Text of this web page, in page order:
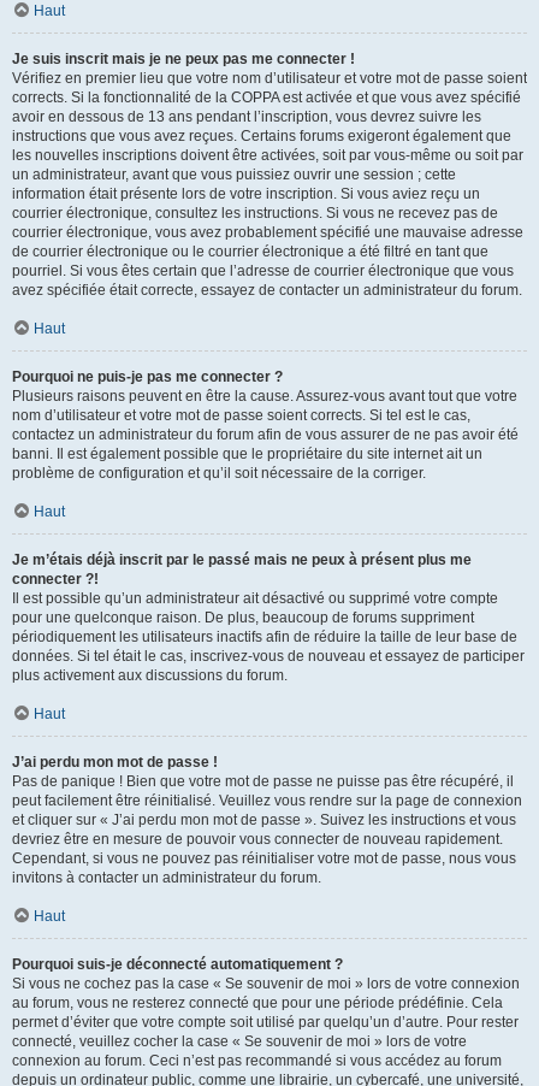
Haut
Je suis inscrit mais je ne peux pas me connecter !
Vérifiez en premier lieu que votre nom d’utilisateur et votre mot de passe soient
corrects. Si la fonctionnalité de la COPPA est activée et que vous avez spécifié
avoir en dessous de 13 ans pendant l’inscription, vous devrez suivre les
instructions que vous avez reçues. Certains forums exigeront également que
les nouvelles inscriptions doivent être activées, soit par vous-même ou soit par
un administrateur, avant que vous puissiez ouvrir une session ; cette
information était présente lors de votre inscription. Si vous aviez reçu un
courrier électronique, consultez les instructions. Si vous ne recevez pas de
courrier électronique, vous avez probablement spécifié une mauvaise adresse
de courrier électronique ou le courrier électronique a été filtré en tant que
pourriel. Si vous êtes certain que l’adresse de courrier électronique que vous
avez spécifiée était correcte, essayez de contacter un administrateur du forum.
Haut
Pourquoi ne puis-je pas me connecter ?
Plusieurs raisons peuvent en être la cause. Assurez-vous avant tout que votre
nom d’utilisateur et votre mot de passe soient corrects. Si tel est le cas,
contactez un administrateur du forum afin de vous assurer de ne pas avoir été
banni. Il est également possible que le propriétaire du site internet ait un
problème de configuration et qu’il soit nécessaire de la corriger.
Haut
Je m’étais déjà inscrit par le passé mais ne peux à présent plus me
connecter ?!
Il est possible qu’un administrateur ait désactivé ou supprimé votre compte
pour une quelconque raison. De plus, beaucoup de forums suppriment
périodiquement les utilisateurs inactifs afin de réduire la taille de leur base de
données. Si tel était le cas, inscrivez-vous de nouveau et essayez de participer
plus activement aux discussions du forum.
Haut
J’ai perdu mon mot de passe !
Pas de panique ! Bien que votre mot de passe ne puisse pas être récupéré, il
peut facilement être réinitialisé. Veuillez vous rendre sur la page de connexion
et cliquer sur « J’ai perdu mon mot de passe ». Suivez les instructions et vous
devriez être en mesure de pouvoir vous connecter de nouveau rapidement.
Cependant, si vous ne pouvez pas réinitialiser votre mot de passe, nous vous
invitons à contacter un administrateur du forum.
Haut
Pourquoi suis-je déconnecté automatiquement ?
Si vous ne cochez pas la case « Se souvenir de moi » lors de votre connexion
au forum, vous ne resterez connecté que pour une période prédéfinie. Cela
permet d’éviter que votre compte soit utilisé par quelqu’un d’autre. Pour rester
connecté, veuillez cocher la case « Se souvenir de moi » lors de votre
connexion au forum. Ceci n’est pas recommandé si vous accédez au forum
depuis un ordinateur public, comme une librairie, un cybercafé, une université,